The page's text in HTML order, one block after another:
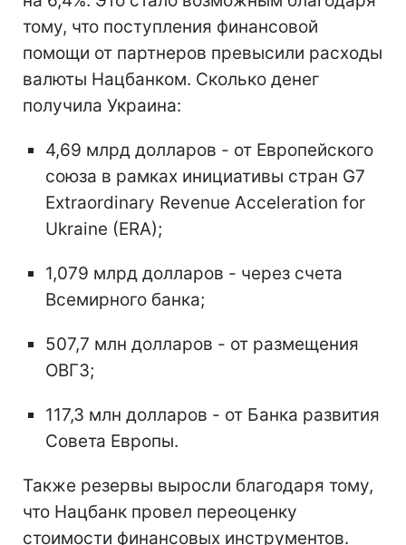
тому, что поступления финансовой
помощи от партнеров превысили расходы
валюты Нацбанком. Сколько денег
получила Украина:
4,69 млрд долларов - от Европейского
союза в рамках инициативы стран G7
Extraordinary Revenue Acceleration for
Ukraine (ERA);
1,079 млрд долларов - через счета
Всемирного банка;
507,7 млн долларов - от размещения
ОВГЗ;
117,3 млн долларов - от Банка развития
Совета Европы.
Также резервы выросли благодаря тому,
что Нацбанк провел переоценку
стоимости финансовых инструментов.